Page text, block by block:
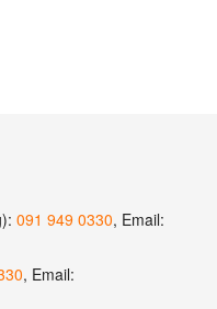
091 949 0330, Email:
, Email: